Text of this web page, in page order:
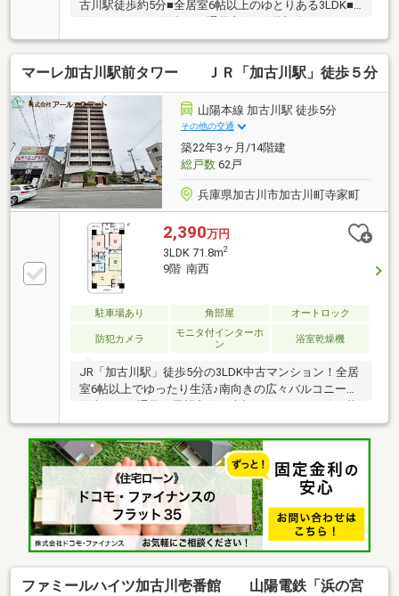
古川駅徒歩約5分■全居室6帖以上のゆとりある3LDK■3
一緒に暮らせる高層階の住まい
マーレ加古川駅前タワー ＪＲ「加古川駅」徒歩５分
山陽本線 加古川駅 徒歩5分
その他の交通
築22年3ヶ月/14階建
総戸数62戸
兵庫県加古川市加古川町寺家町
2,390万円
3LDK 71.8m2
9階 南西
駐車場あり 角部屋 オートロック
防犯カメラ
モニタ付インターホ
ン
浴室乾燥機
JR「加古川駅」徒歩5分の3LDK中古マンション！全居
室6帖以上でゆったり生活♪南向きの広々バルコニーで
らせるマンション(規約有）
ファミールハイツ加古川壱番館 山陽電鉄「浜の宮